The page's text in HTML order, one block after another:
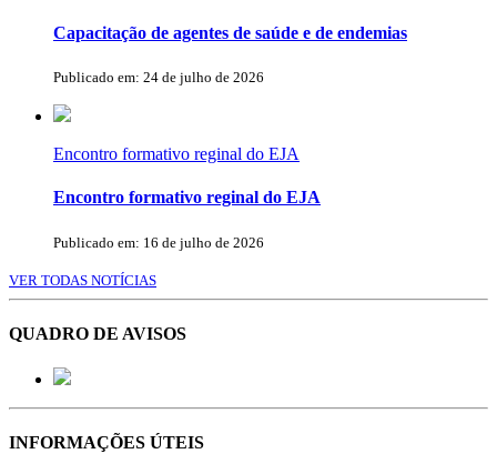
Capacitação de agentes de saúde e de endemias
Publicado em: 24 de julho de 2026
Encontro formativo reginal do EJA
Encontro formativo reginal do EJA
Publicado em: 16 de julho de 2026
VER TODAS NOTÍCIAS
QUADRO DE AVISOS
INFORMAÇÕES ÚTEIS